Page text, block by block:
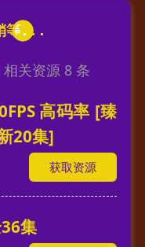
相关资源 8 条
高码率 [臻
20集]
获取资源
集